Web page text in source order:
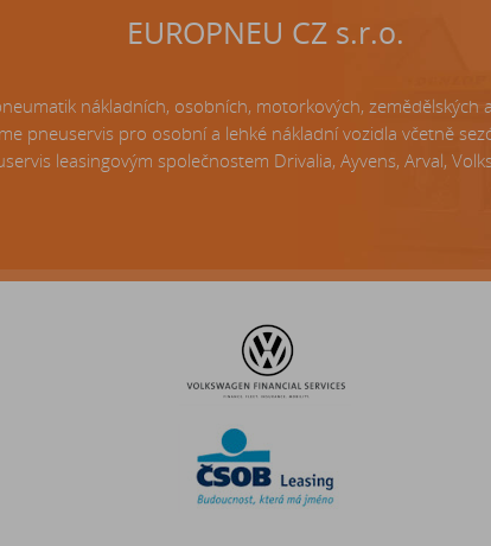
EUROPNEU CZ s.r.o.
nákladních, osobních, motorkových,
pneuservis pro osobní a lehké nákladní vozidla včetně
leasingovým společnostem Drivalia, Ayvens, Arval,